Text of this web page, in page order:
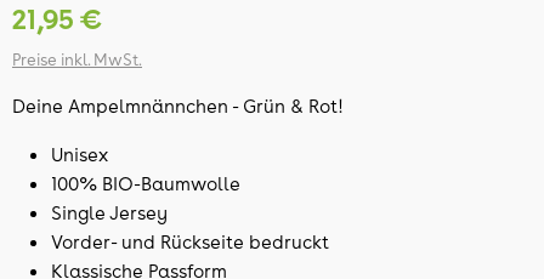
21,95 €
Preise inkl. MwSt.
Deine Ampelmnännchen - Grün & Rot!
Unisex
100% BIO-Baumwolle
Single Jersey
Vorder- und Rückseite bedruckt
Klassische Passform